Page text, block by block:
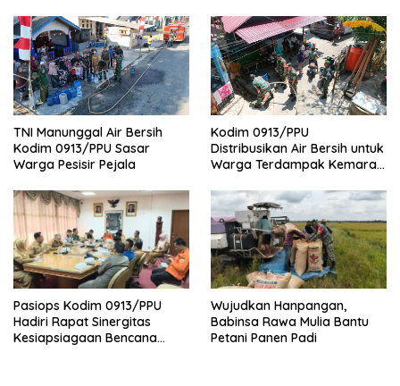
Muhammadiyah Sorong
Antara Penjual Dan Pembeli
TNI Manunggal Air Bersih
Kodim 0913/PPU Sasar
Warga Pesisir Pejala
Kodim 0913/PPU
Distribusikan Air Bersih untuk
Warga Terdampak Kemarau
Pasiops Kodim 0913/PPU
Hadiri Rapat Sinergitas
Kesiapsiagaan Bencana
Wujudkan Hanpangan,
Babinsa Rawa Mulia Bantu
Petani Panen Padi